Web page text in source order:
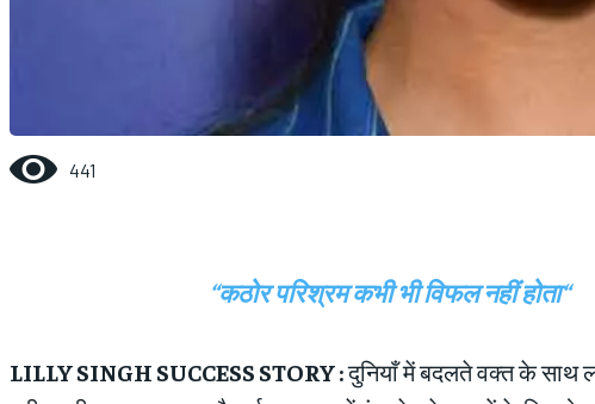
441
“कठोर परिश्रम कभी भी विफल नहीं होता“
LILLY SINGH SUCCESS STORY :दुनियाँ में बदलते वक्त के साथ